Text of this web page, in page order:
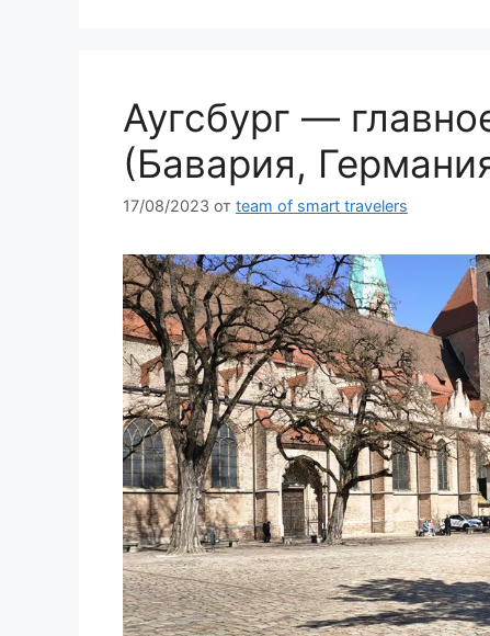
Аугсбург —
(Бавария,
17/08/2023 от team of smart travelers